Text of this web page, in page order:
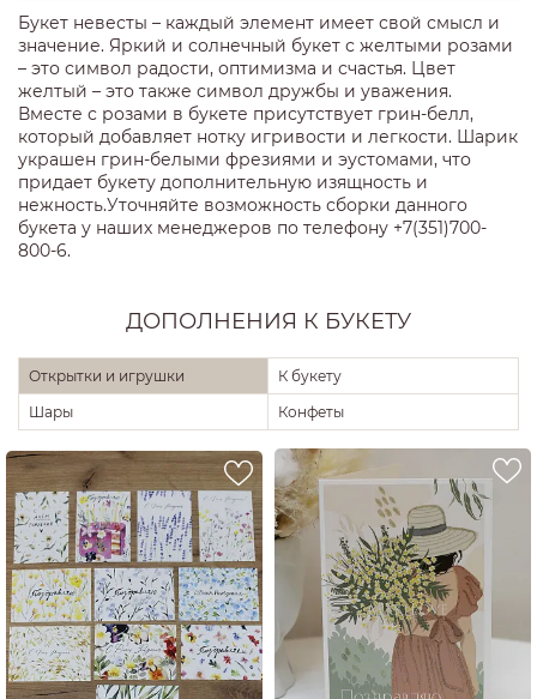
Букет невесты – каждый элемент имеет свой смысл и
значение. Яркий и солнечный букет с желтыми розами
– это символ радости, оптимизма и счастья. Цвет
желтый – это также символ дружбы и уважения.
Вместе с розами в букете присутствует грин-белл,
который добавляет нотку игривости и легкости. Шарик
украшен грин-белыми фрезиями и эустомами, что
придает букету дополнительную изящность и
нежность.Уточняйте возможность сборки данного
букета у наших менеджеров по телефону +7(351)700-
800-6.
ДОПОЛНЕНИЯ К БУКЕТУ
Открытки и игрушки
К букету
Шары
Конфеты